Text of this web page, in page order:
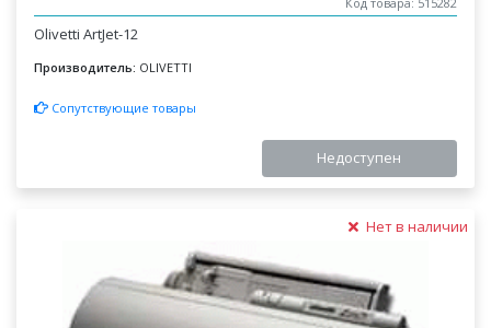
Olivetti ArtJet-12
Производитель: OLIVETTI
Сопутствующие товары
Недоступен
Нет в наличии